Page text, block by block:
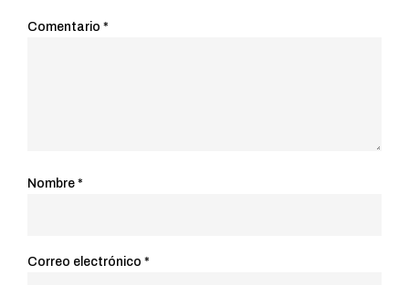
Comentario *
Nombre *
Correo electrónico *